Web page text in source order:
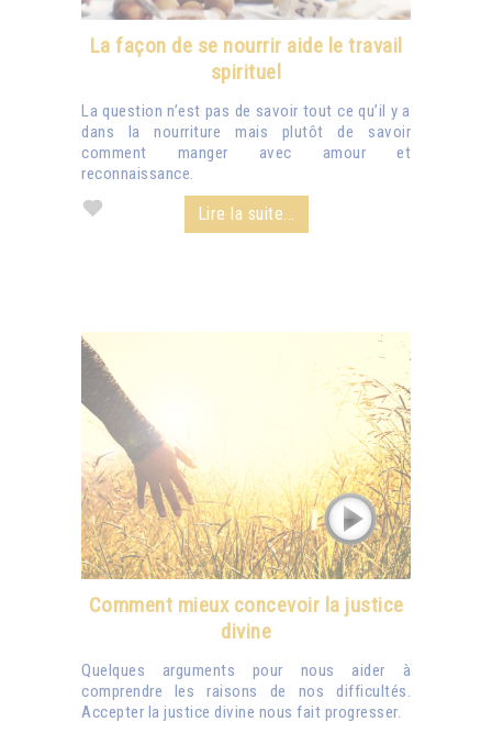
La façon de se nourrir aide le travail
spirituel
La question n’est pas de savoir tout ce qu’il y a
dans la nourriture mais plutôt de savoir
comment manger avec amour et
reconnaissance.
Lire la suite...
Comment mieux concevoir la justice
divine
Quelques arguments pour nous aider à
comprendre les raisons de nos difficultés.
Accepter la justice divine nous fait progresser.